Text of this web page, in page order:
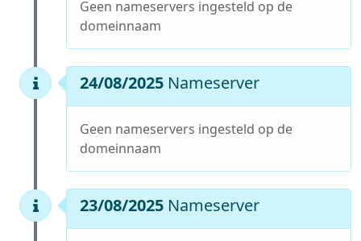
Geen nameservers ingesteld op de
domeinnaam
24/08/2025 Nameserver
Geen nameservers ingesteld op de
domeinnaam
23/08/2025 Nameserver